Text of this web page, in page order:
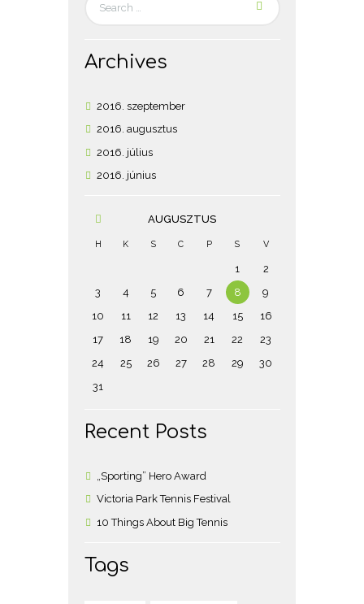
Archives
2016.szeptember
2016.augusztus
2016. július
2016. június
AUGUSZTUS
H K S C P S V
1
2
3
4 5 6 7 8
9
10
11 12 13 14 15
16
17
18 19 20 21 22
23
24
25 26 27 28 29
30
31
Recent Posts
„Sporting” Hero Award
Victoria Park Tennis Festival
10 Things About Big Tennis
Tags